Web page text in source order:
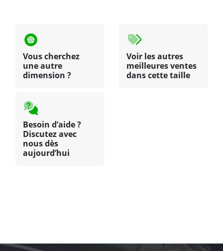
Vous cherchez
une autre
dimension ?
Voir les autres
meilleures ventes
dans cette taille
Besoin d’aide ?
Discutez avec
nous dès
aujourd’hui